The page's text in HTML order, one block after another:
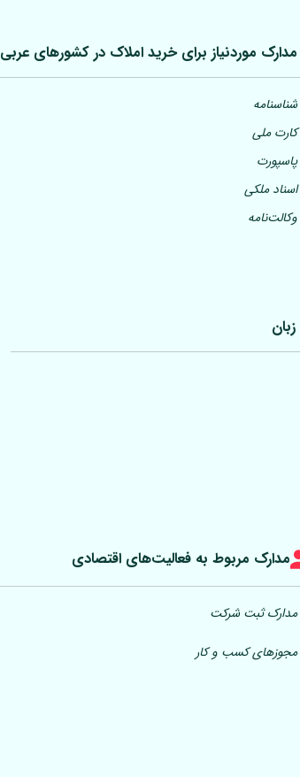
مدارک موردنیاز برای خرید املاک در کشورهای عربی
شناسنامه
کارت ملی
پاسپورت
اسناد ملکی
وکالت‌نامه
زبان
مدارک مربوط به فعالیت‎‌های اقتصادی
مدارک ثبت شرکت
مجوزهای کسب و کار